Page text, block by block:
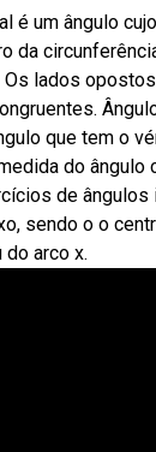
é um ângulo
da
lados
que tem o
do ângulo
de ângulos
sendo o o
do arco x.